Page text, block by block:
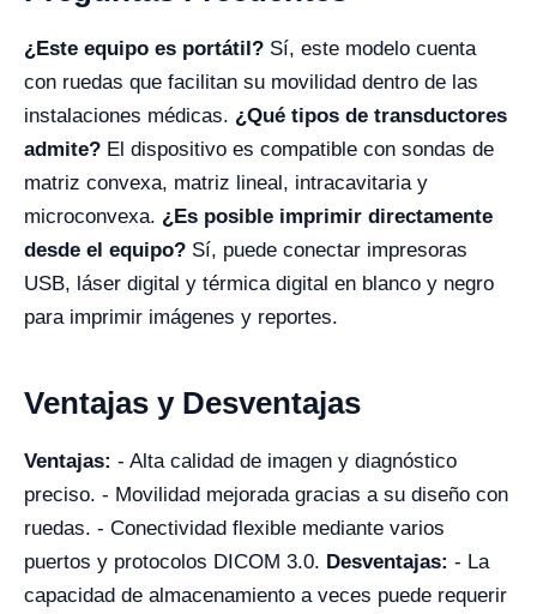
¿Este equipo es portátil? Sí, este modelo cuenta
con ruedas que facilitan su movilidad dentro de las
instalaciones médicas. ¿Qué tipos de transductores
admite? El dispositivo es compatible con sondas de
matriz convexa, matriz lineal, intracavitaria y
microconvexa. ¿Es posible imprimir directamente
desde el equipo? Sí, puede conectar impresoras
USB, láser digital y térmica digital en blanco y negro
para imprimir imágenes y reportes.
Ventajas y Desventajas
Ventajas: - Alta calidad de imagen y diagnóstico
preciso. - Movilidad mejorada gracias a su diseño con
ruedas. - Conectividad flexible mediante varios
puertos y protocolos DICOM 3.0. Desventajas: - La
capacidad de almacenamiento a veces puede requerir